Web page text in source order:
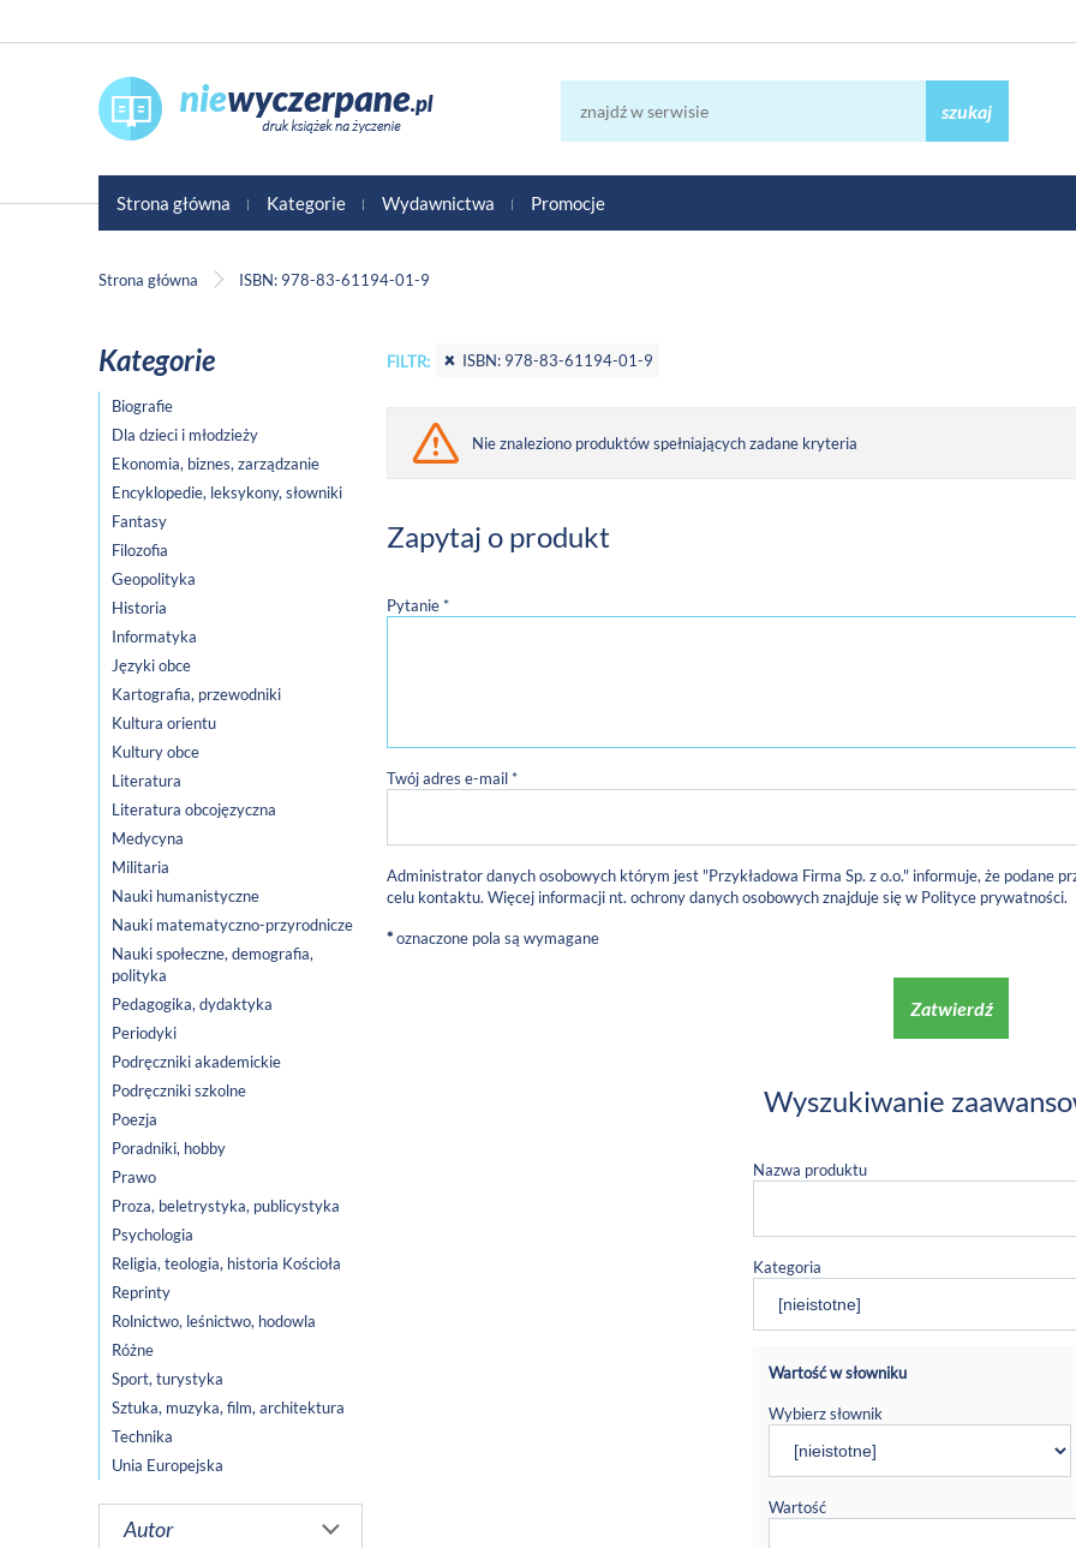
szukaj
Strona główna Kategorie Wydawnictwa Promocje
Strona główna ISBN: 978-83-61194-01-9
Kategorie
Biografie
Dla dzieci i młodzieży
Ekonomia, biznes, zarządzanie
Encyklopedie, leksykony, słowniki
Fantasy
Filozofia
Geopolityka
Historia
Informatyka
Języki obce
Kartografia, przewodniki
Kultura orientu
Kultury obce
Literatura
Literatura obcojęzyczna
Medycyna
Militaria
Nauki humanistyczne
Nauki matematyczno-przyrodnicze
Nauki społeczne, demografia,
polityka
Pedagogika, dydaktyka
Periodyki
Podręczniki akademickie
Podręczniki szkolne
Poezja
Poradniki, hobby
Prawo
Proza, beletrystyka, publicystyka
Psychologia
Religia, teologia, historia Kościoła
Reprinty
Rolnictwo, leśnictwo, hodowla
Różne
Sport, turystyka
Sztuka, muzyka, film, architektura
Technika
Unia Europejska
Autor
FILTR: ISBN: 978-83-61194-01-9
Nie znaleziono produktów spełniających zadane kryteria
Zapytaj o produkt
Pytanie *
Twój adres e-mail *
Administrator danych osobowych którym jest "Przykładowa Firma Sp. z o.o." informuje, że podane
celu kontaktu. Więcej informacji nt. ochrony danych osobowych znajduje się w Polityce prywatności.
*oznaczone pola są wymagane
Zatwierdź
Wyszukiwanie
Nazwa produktu
Kategoria
Wartość w słowniku
Wybierz słownik
Wartość